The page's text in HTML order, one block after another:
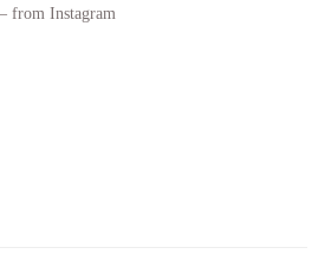
from Instagram